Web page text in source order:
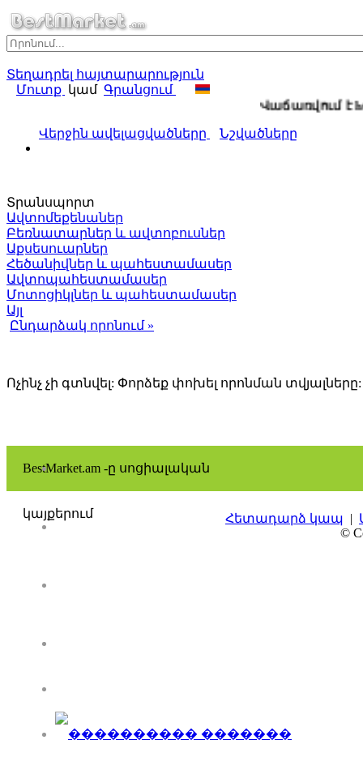
Տեղադրել հայտարարություն
Մուտք կամ Գրանցում
Վաճառվում է
Վերջին ավելացվածները Նշվածները
Տրանսպորտ
Ավտոմեքենաներ
Բեռնատարներ և ավտոբուսներ
Աքսեսուարներ
Հեծանիվներ և պահեստամասեր
Ավտոպահեստամասեր
Մոտոցիկլներ և պահեստամասեր
Այլ
Ընդարձակ որոնում »
Ոչինչ չի գտնվել: Փորձեք փոխել որոնման տվյալները:
BestMarket.am -ը սոցիալական
կայքերում Հետադարձ կապ |
©